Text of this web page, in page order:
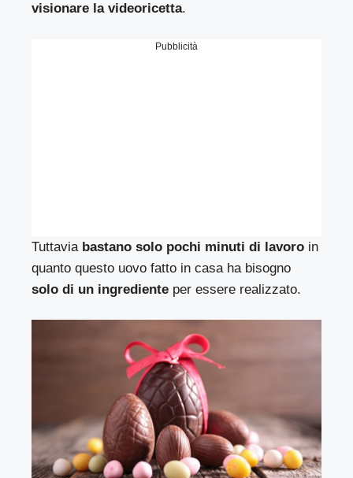
visionare la videoricetta.
Pubblicità
Tuttaviabastano solo pochi minuti di lavoro in
quanto questo uovo fatto in casa ha bisogno
solo di un ingrediente per essere realizzato.